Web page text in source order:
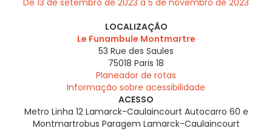
De 13 de setembro de 2023 a 5 de novembro de 2023
LOCALIZAÇÃO
Le Funambule Montmartre
53 Rue des Saules
75018 Paris 18
Planeador de rotas
Informação sobre acessibilidade
ACESSO
Metro Linha 12 Lamarck-Caulaincourt Autocarro 60 e
Montmartrobus Paragem Lamarck-Caulaincourt